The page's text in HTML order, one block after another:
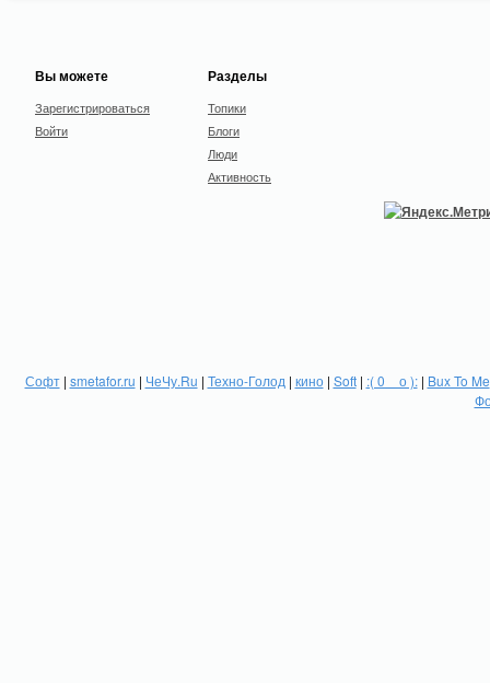
Вы можете
Зарегистрироваться
Войти
Разделы
Топики
Блоги
Люди
Активность
Софт| smetafor.ru | ЧеЧу.Ru | Техно-Голод | кино| Soft| :( 0 _ о ):| Bux To Me